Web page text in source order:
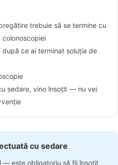
trebuie să se termine cu
colonoscopiei
după ce ai terminat soluția de
sedare, vino însoțit — nu vei
cu sedare
— este obligatoriu să fii însoțit